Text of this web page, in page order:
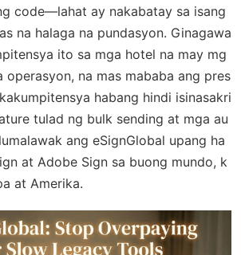
code—lahat ay nakabatay sa isang
na halaga na pundasyon. Ginagawa
ito sa mga hotel na may mg
operasyon, na mas mababa ang pres
habang hindi isinasakri
tulad ng bulk sending at mga au
ang eSignGlobal upang ha
at Adobe Sign sa buong mundo, k
at Amerika.